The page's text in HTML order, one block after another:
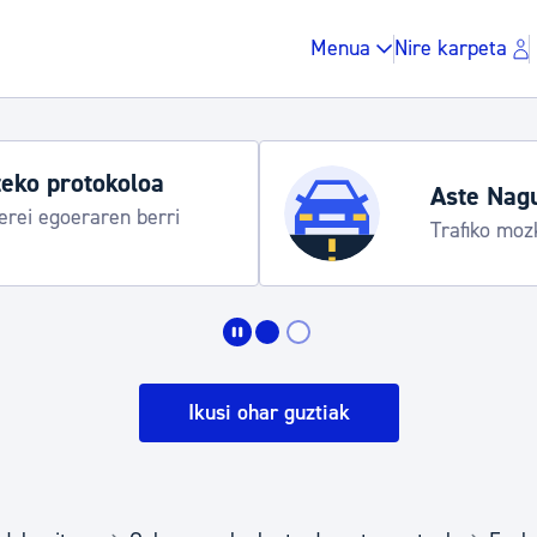
Menua Nire karpeta
Gune publikoa,
protokoloa
egoeraren berri
Aste
Trafiko
Ikusi ohar guztiak